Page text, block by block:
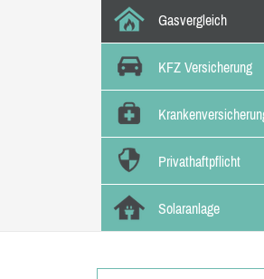
Gasvergleich
KFZ Versicherung
Privathaftpflicht
Solaranlage